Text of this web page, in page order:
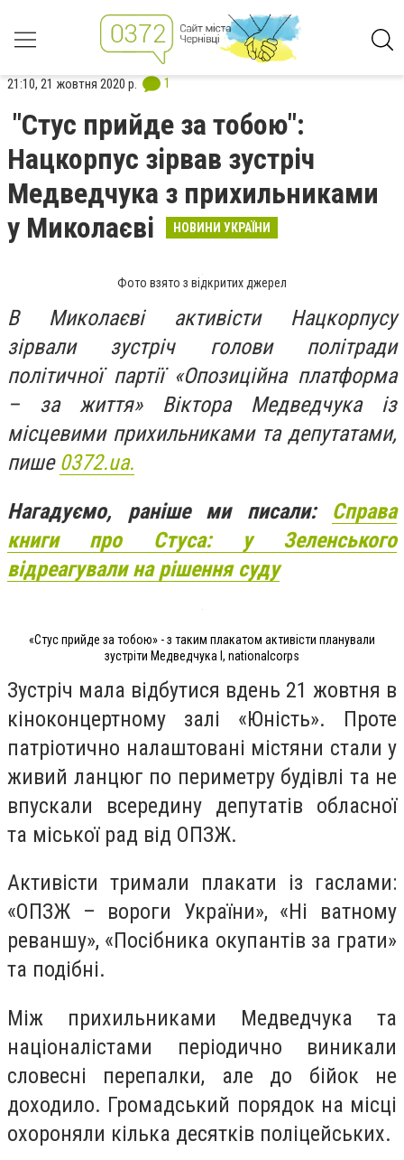
21:10, 21 жовтня 2020 р. 1
"Стус прийде за тобою":
Нацкорпус зірвав зустріч
Медведчука з прихильниками
у Миколаєві
НОВИНИ УКРАЇНИ
Фото взято з відкритих джерел
В Миколаєві активісти Нацкорпусу
зірвали зустріч голови політради
політичної партії «Опозиційна платформа
– за життя» Віктора Медведчука із
місцевими прихильниками та депутатами,
пише 0372.ua.
Нагадуємо, раніше ми писали: Справа
книги про Стуса: у Зеленського
відреагували на рішення суду
«Стус прийде за тобою» - з таким плакатом активісти планували
зустріти Медведчука l, nationalcorps
Зустріч мала відбутися вдень 21 жовтня в
кіноконцертному залі «Юність». Проте
патріотично налаштовані містяни стали у
живий ланцюг по периметру будівлі та не
впускали всередину депутатів обласної
та міської рад від ОПЗЖ.
Активісти тримали плакати із гаслами:
«ОПЗЖ – вороги України», «Ні ватному
реваншу», «Посібника окупантів за грати»
та подібні.
Між прихильниками Медведчука та
націоналістами періодично виникали
словесні перепалки, але до бійок не
доходило. Громадський порядок на місці
охороняли кілька десятків поліцейських.